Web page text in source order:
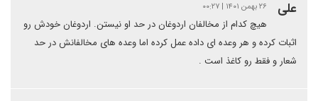
علی ۲۶ بهمن ۱۴۰۱ | ۰۰:۲۷
هیچ کدام از مخالفان اردوغان در حد او نیستن. اردوغان خودش رو
اثبات کرده و هر وعده ای داده عمل کرده اما وعده های مخالفانش در حد
شعار و فقط رو کاغذ است .